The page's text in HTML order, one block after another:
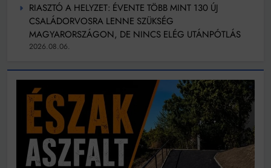
RIASZTÓ A HELYZET: ÉVENTE TÖBB MINT 130 ÚJ
CSALÁDORVOSRA LENNE SZÜKSÉG
MAGYARORSZÁGON, DE NINCS ELÉG UTÁNPÓTLÁS
2026.08.06.